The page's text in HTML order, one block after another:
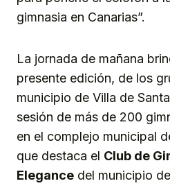
gimnasia en Canarias”.
La jornada de mañana
presente edición, de los
municipio de Villa de
sesión de más de 200
en el complejo municipal
que destaca el Club de
Elegance del municipio